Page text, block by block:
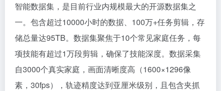
智能数据集，是目前行业内规模最大的开源数据集之
一。包含超过10000小时的数据、100万+任务剪辑，存
储总量达95TB。数据集聚焦于10个常见家庭任务，每
项技能有超过1万段剪辑，确保了技能深度。数据采集
自3000个真实家庭，画面清晰度高（1600×1296像
素，30fps），轨迹精度达到亚厘米级别，且包含夹抓